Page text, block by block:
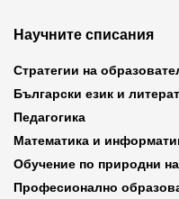
Научните списания
Стратегии на
Български език и
Педагогика
Математика и
Обучение по природни
Професионално